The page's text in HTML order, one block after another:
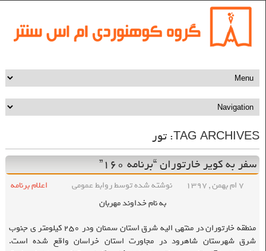
TAG ARCHIVES: تور
سفر به کویر خارتوران “برنامه ۱۶۰”
۷ ام بهمن , ۱۳۹۷ نوشته شده توسط روابط عمومی
اعلام برنامه
به نام خداوند مهربان
منطقه خارتوران در منتهی الیه شرق استان سمنان ودر ۲۵۰ کیلومتر ی جنوب
شرق شهرستان شاهرود در مجاورت استان خراسان واقع شده است.